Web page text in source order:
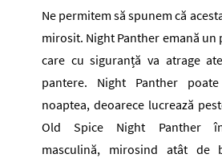
link
pagină.
Ne permitem să spunem că
mirosit. Night Panther emană
care cu siguranță va atrage
pantere. Night Panther
noaptea, deoarece lucrează
Old Spice Night Panther
masculină, mirosind atât